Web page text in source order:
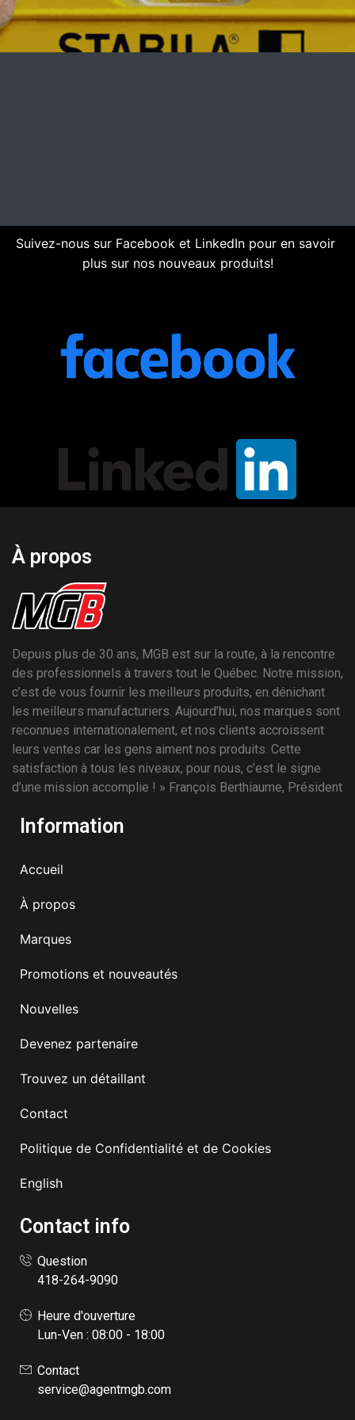
Suivez-nous sur Facebook et LinkedIn pour en savoir
plus sur nos nouveaux produits!
À propos
Depuis plus de 30 ans, MGB est sur la route, à la rencontre
des professionnels à travers tout le Québec. Notre mission,
c’est de vous fournir les meilleurs produits, en dénichant
les meilleurs manufacturiers. Aujourd’hui, nos marques sont
reconnues internationalement, et nos clients accroissent
leurs ventes car les gens aiment nos produits. Cette
satisfaction à tous les niveaux, pour nous, c’est le signe
d’une mission accomplie ! » François Berthiaume, Président
Information
Accueil
À propos
Marques
Promotions et nouveautés
Nouvelles
Devenez partenaire
Trouvez un détaillant
Contact
Politique de Confidentialité et de Cookies
English
Contact info
Question
418-264-9090
Heure d'ouverture
Lun-Ven : 08:00 - 18:00
Contact
service@agentmgb.com